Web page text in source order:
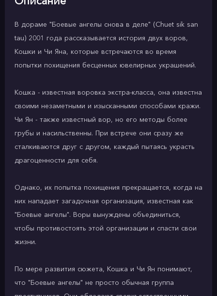
В дораме "Боевые ангелы снова в деле" (Chuet sik san
tau) 2001 года рассказывается история двух воров,
Кошки и Чи Яна, которые встречаются во время
попытки похищения бесценных ювелирных украшений.
Кошка - известная воровка экстра-класса, она известна
своими незаметными и изысканными способами кражи.
Чи Ян - также известный вор, но его методы более
грубы и насильственны. При встрече они сразу же
сталкиваются друг с другом, каждый пытаясь украсть
драгоценности для себя.
Однако, их попытка похищения прекращается, когда на
них нападает загадочная организация, известная как
"Боевые ангелы". Воры вынуждены объединиться,
чтобы противостоять этой организации и спасти свои
жизни.
По мере развития сюжета, Кошка и Чи Ян понимают,
что "Боевые ангелы" не просто обычная группа